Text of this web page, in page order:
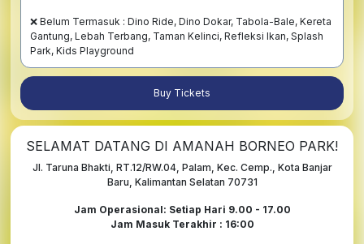
❌ Belum Termasuk : Dino Ride, Dino Dokar, Tabola-Bale, Kereta
Gantung, Lebah Terbang, Taman Kelinci, Refleksi Ikan, Splash
Park, Kids Playground
Buy Tickets
SELAMAT DATANG DI AMANAH BORNEO PARK!
Jl. Taruna Bhakti, RT.12/RW.04, Palam, Kec. Cemp., Kota Banjar
Baru, Kalimantan Selatan 70731
Jam Operasional: Setiap Hari 9.00 - 17.00
Jam Masuk Terakhir : 16:00